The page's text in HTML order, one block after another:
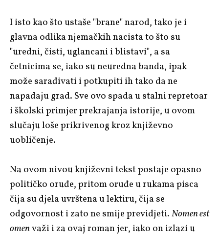
I isto kao što ustaše "brane" narod, tako je i
glavna odlika njemačkih nacista to što su
"uredni, čisti, uglancani i blistavi", a sa
četnicima se, iako su neuredna banda, ipak
može sarađivati i potkupiti ih tako da ne
napadaju grad. Sve ovo spada u stalni repretoar
i školski primjer prekrajanja istorije, u ovom
slučaju loše prikrivenog kroz književno
uobličenje.
Na ovom nivou književni tekst postaje opasno
političko oruđe, pritom oruđe u rukama pisca
čija su djela uvrštena u lektiru, čija se
odgovornost i zato ne smije previdjeti.Nomen est
omenvaži i za ovaj roman jer, iako on izlazi u